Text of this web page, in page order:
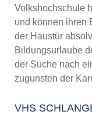
Volkshochschule
und können ihren
der Haustür
Bildungsurlaube
der Suche nach
zugunsten der
VHS